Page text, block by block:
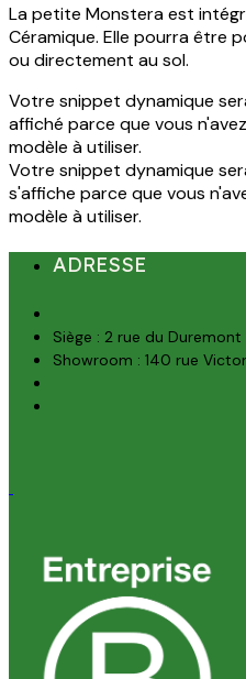
La petite Monstera est
Céramique. Elle pourra être
ou directement au sol.
Votre snippet dynamique
affiché parce que vous
modèle à utiliser.
Votre snippet dynamique
s'affiche parce que vous
modèle à utiliser.
ADRESSE
Siège : 2 rue du
Showroom : 140 rue